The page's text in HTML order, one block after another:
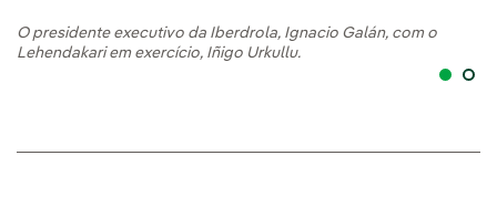
O presidente executivo da Iberdrola, Ignacio Galán, com o
Lehendakari em exercício, Iñigo Urkullu.